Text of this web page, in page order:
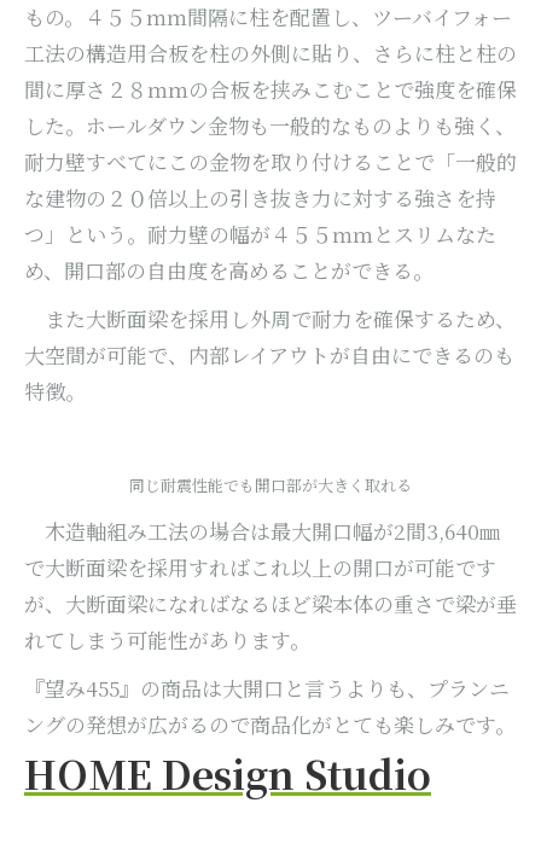
もの。４５５ｍｍ間隔に柱を配置し、ツーバイフォー
工法の構造用合板を柱の外側に貼り、さらに柱と柱の
間に厚さ２８ｍｍの合板を挟みこむことで強度を確保
した。ホールダウン金物も一般的なものよりも強く、
耐力壁すべてにこの金物を取り付けることで「一般的
な建物の２０倍以上の引き抜き力に対する強さを持
つ」という。耐力壁の幅が４５５ｍｍとスリムなた
め、開口部の自由度を高めることができる。
また大断面梁を採用し外周で耐力を確保するため、
大空間が可能で、内部レイアウトが自由にできるのも
特徴。
同じ耐震性能でも開口部が大きく取れる
木造軸組み工法の場合は最大開口幅が2間3,640㎜
で大断面梁を採用すればこれ以上の開口が可能です
が、大断面梁になればなるほど梁本体の重さで梁が垂
れてしまう可能性があります。
『望み455』の商品は大開口と言うよりも、プランニ
ングの発想が広がるので商品化がとても楽しみです。
HOME Design Studio